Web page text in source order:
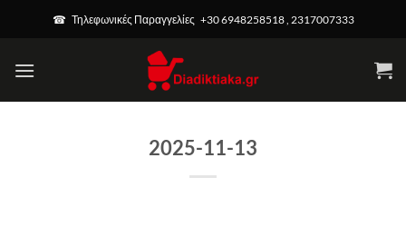
☎ Τηλεφωνικές Παραγγελίες +30 6948258518 , 2317007333
2025-11-13